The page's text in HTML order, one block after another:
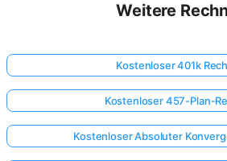
Weitere
Kostenloser 401k
Kostenloser 457-Plan-
Kostenloser Absoluter